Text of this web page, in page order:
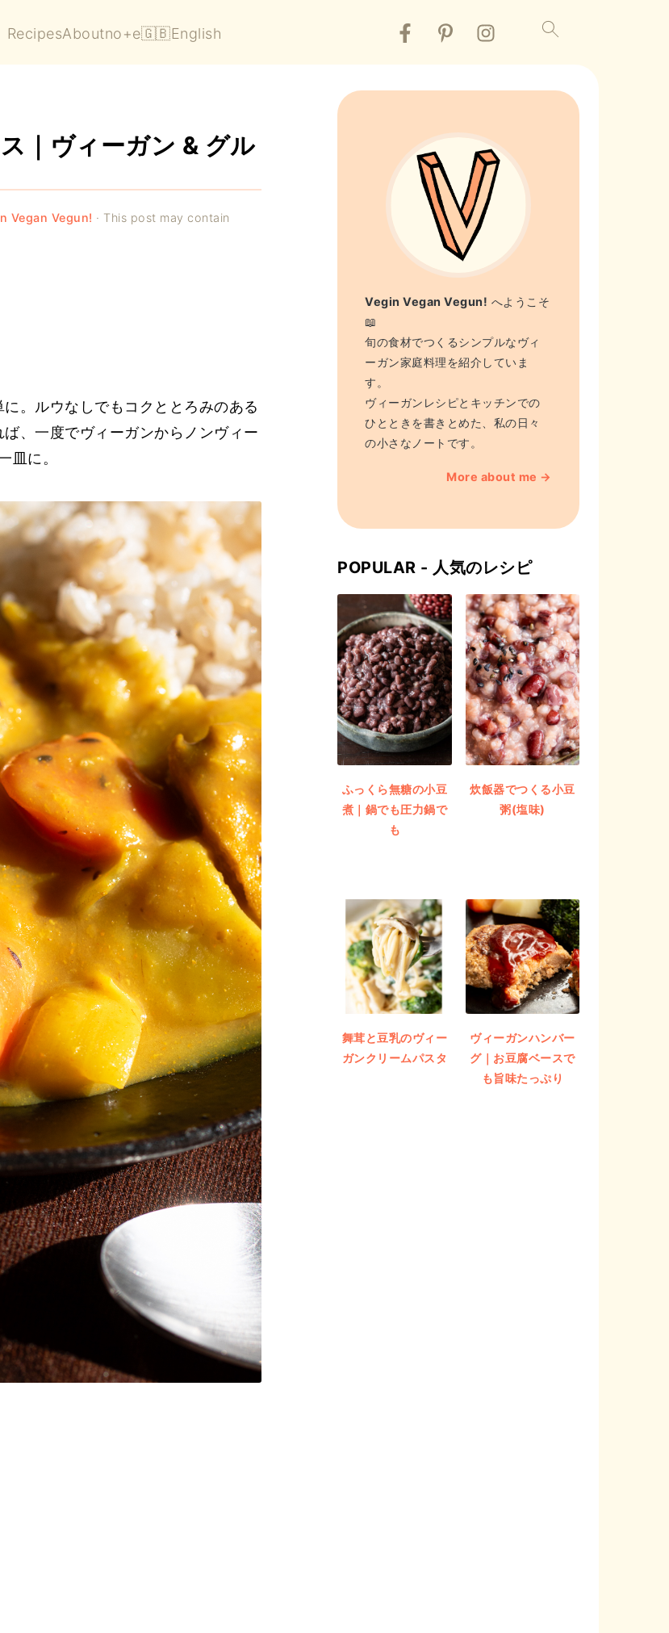
RecipesAboutno+e🇬🇧English
｜ヴィーガン & グル
Vegan Vegun! · This post may contain
に。ルウなしでもコクととろみのある
、一度でヴィーガンからノンヴィー
皿に。
Vegin Vegan Vegun! へようこそ
📖
旬の食材でつくるシンプルなヴィ
ーガン家庭料理を紹介していま
す。
ヴィーガンレシピとキッチンでの
ひとときを書きとめた、私の日々
の小さなノートです。
More about me →
POPULAR - 人気のレシピ
ふっくら無糖の小豆
煮｜鍋でも圧力鍋で
も
炊飯器でつくる小豆
粥(塩味)
舞茸と豆乳のヴィー
ガンクリームパスタ
ヴィーガンハンバー
グ｜お豆腐ベースで
も旨味たっぷり